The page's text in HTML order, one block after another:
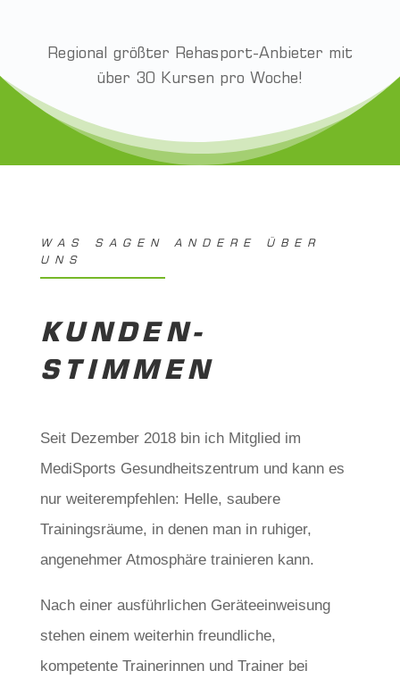
Regional größter Rehasport-Anbieter mit
über 30 Kursen pro Woche!
WAS SAGEN ANDERE ÜBER
UNS
KUNDEN­
STIMMEN
Seit Dezember 2018 bin ich Mitglied im
MediSports Gesundheitszentrum und kann es
nur weiterempfehlen: Helle, saubere
Trainingsräume, in denen man in ruhiger,
angenehmer Atmosphäre trainieren kann.
Nach einer ausführlichen Geräteeinweisung
stehen einem weiterhin freundliche,
kompetente Trainerinnen und Trainer bei